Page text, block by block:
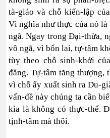
tà-giáo và chỗ kiến-lập
Vì nghĩa như thực của nó
ngã. Ngay trong Đại-thừa,
vô ngã, vì bổn lai, tự-tâm
tùy theo chỗ sinh-khởi
đẳng. Tự-tâm tăng thượng,
vì chỗ ấy xuất sinh ra Du-
vấn-đề này chúng ta cần
kia là không có thực-thể.
tịnh-tâm mà thôi.